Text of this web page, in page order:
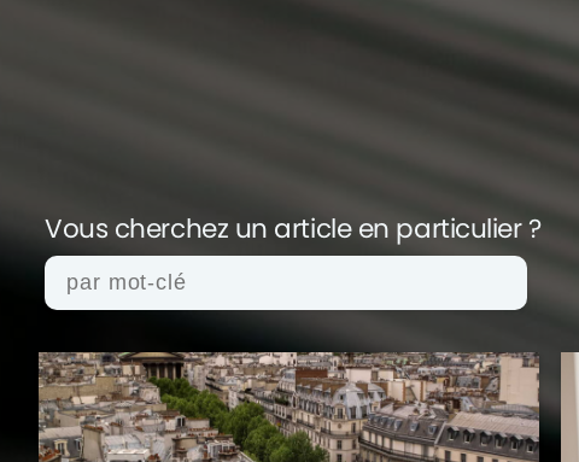
Vous cherchez un article en particulier ?
actualités architecture archives conseils
finance
gouvernement infographie insolite